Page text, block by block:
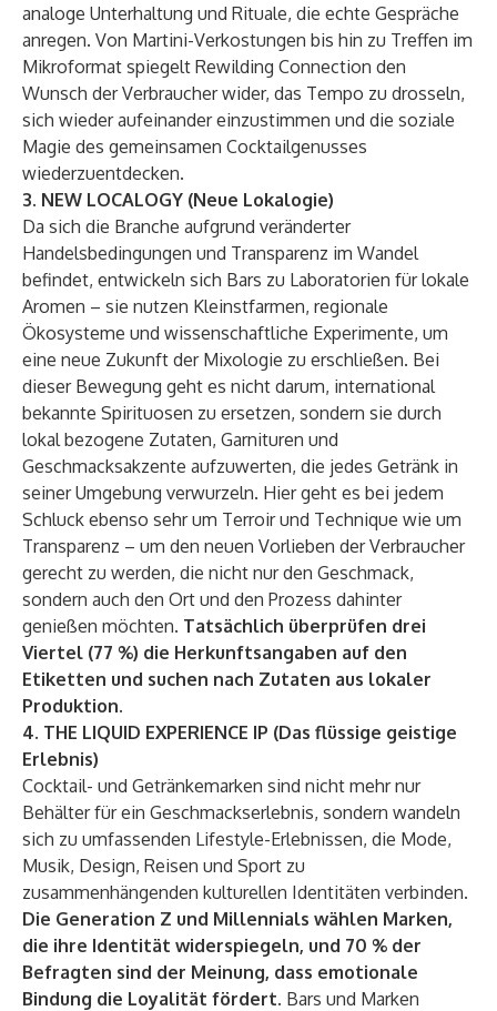
analoge Unterhaltung und Rituale, die echte Gespräche
anregen. Von Martini-Verkostungen bis hin zu Treffen im
Mikroformat spiegelt Rewilding Connection den
Wunsch der Verbraucher wider, das Tempo zu drosseln,
sich wieder aufeinander einzustimmen und die soziale
Magie des gemeinsamen Cocktailgenusses
wiederzuentdecken.
3. NEW LOCALOGY (Neue Lokalogie)
Da sich die Branche aufgrund veränderter
Handelsbedingungen und Transparenz im Wandel
befindet, entwickeln sich Bars zu Laboratorien für lokale
Aromen – sie nutzen Kleinstfarmen, regionale
Ökosysteme und wissenschaftliche Experimente, um
eine neue Zukunft der Mixologie zu erschließen. Bei
dieser Bewegung geht es nicht darum, international
bekannte Spirituosen zu ersetzen, sondern sie durch
lokal bezogene Zutaten, Garnituren und
Geschmacksakzente aufzuwerten, die jedes Getränk in
seiner Umgebung verwurzeln. Hier geht es bei jedem
Schluck ebenso sehr um Terroir und Technique wie um
Transparenz – um den neuen Vorlieben der Verbraucher
gerecht zu werden, die nicht nur den Geschmack,
sondern auch den Ort und den Prozess dahinter
genießen möchten. Tatsächlich überprüfen drei
Viertel (77 %) die Herkunftsangaben auf den
Etiketten und suchen nach Zutaten aus lokaler
Produktion.
4. THE LIQUID EXPERIENCE IP (Das flüssige geistige
Erlebnis)
Cocktail- und Getränkemarken sind nicht mehr nur
Behälter für ein Geschmackserlebnis, sondern wandeln
sich zu umfassenden Lifestyle-Erlebnissen, die Mode,
Musik, Design, Reisen und Sport zu
zusammenhängenden kulturellen Identitäten verbinden.
Die Generation Z und Millennials wählen Marken,
die ihre Identität widerspiegeln, und 70 % der
Befragten sind der Meinung, dass emotionale
Bindung die Loyalität fördert. Bars und Marken